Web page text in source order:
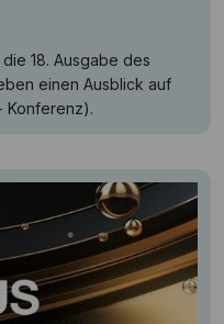
18. Ausgabe des
einen Ausblick auf
Konferenz).